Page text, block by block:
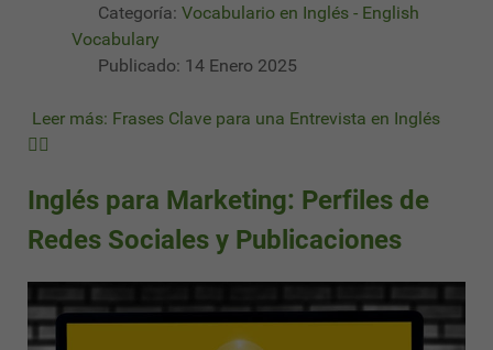
Categoría: Vocabulario en Inglés - English
Vocabulary
Publicado: 14 Enero 2025
Leer más: Frases Clave para una Entrevista en Inglés
✍🏻
Inglés para Marketing: Perfiles de
Redes Sociales y Publicaciones